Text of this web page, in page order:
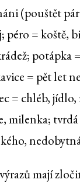
(pouštět
péro = koště,
potápka
= pět let
= chléb, jídlo,
milenka; tvrdá
mají